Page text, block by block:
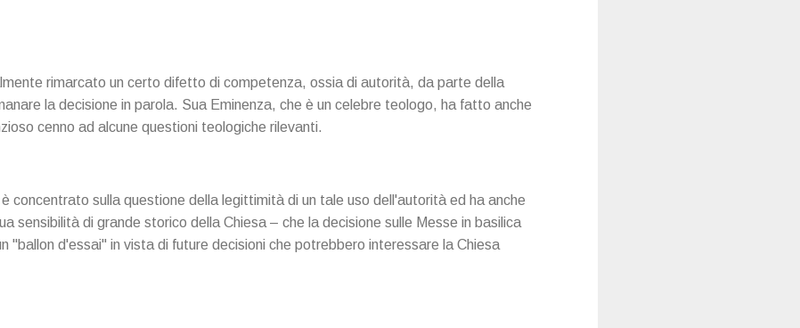
rimarcato un certo difetto di competenza, ossia di autorità, da parte della
la decisione in parola. Sua Eminenza, che è un celebre teologo, ha fatto anche
cenno ad alcune questioni teologiche rilevanti.
è concentrato sulla questione della legittimità di un tale uso dell'autorità ed ha anche
sensibilità di grande storico della Chiesa – che la decisione sulle Messe in basilica
"ballon d'essai" in vista di future decisioni che potrebbero interessare la Chiesa